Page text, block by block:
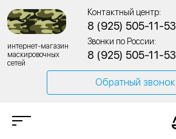
интернет-магазин
маскировочных
сетей
Контактный центр:
8 (925) 505-11-53
Звонки по России:
8 (925) 505-11-53
Обратный звонок